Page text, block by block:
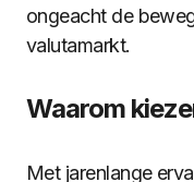
ongeacht de
valutamarkt.
Waarom
Met jarenlange